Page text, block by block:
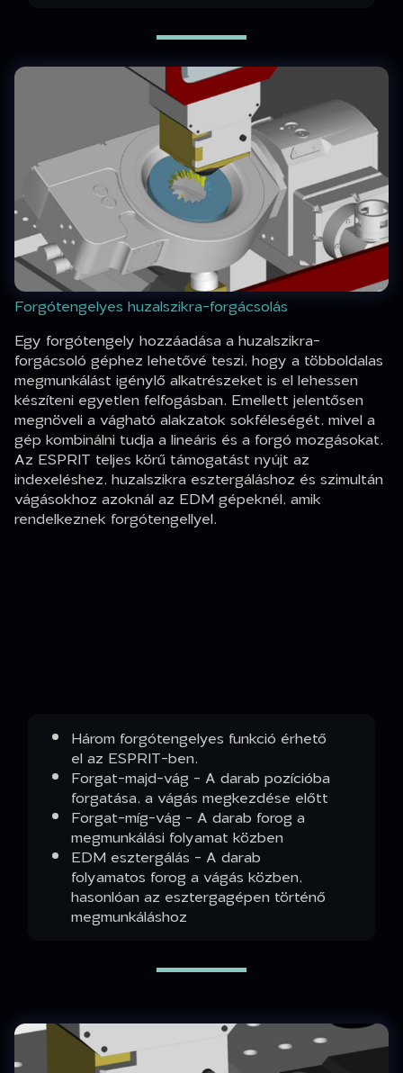
Forgótengelyes huzalszikra-forgácsolás
Egy forgótengely hozzáadása a huzalszikra-
forgácsoló géphez lehetővé teszi, hogy a többoldalas
megmunkálást igénylő alkatrészeket is el lehessen
készíteni egyetlen felfogásban. Emellett jelentősen
megnöveli a vágható alakzatok sokféleségét, mivel a
gép kombinálni tudja a lineáris és a forgó mozgásokat.
Az ESPRIT teljes körű támogatást nyújt az
indexeléshez, huzalszikra esztergáláshoz és szimultán
vágásokhoz azoknál az EDM gépeknél, amik
rendelkeznek forgótengellyel.
Három forgótengelyes funkció érhető
el az ESPRIT-ben.
Forgat-majd-vág - A darab pozícióba
forgatása, a vágás megkezdése előtt
Forgat-míg-vág - A darab forog a
megmunkálási folyamat közben
EDM esztergálás - A darab
folyamatos forog a vágás közben,
hasonlóan az esztergagépen történő
megmunkáláshoz